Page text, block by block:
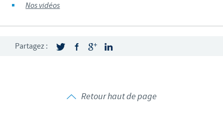
Nos vidéos
Partagez :
Retour haut de page